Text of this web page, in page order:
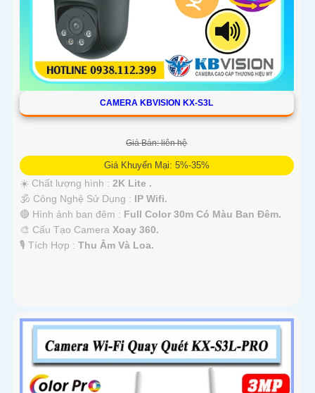
CAMERA KBVISION KX-S3L
Giá Bán: liên hệ
Giá Khuyến Mại: 5%-35%
☀️ Chất lượng hình : 2K Lite .
🕉️ Công Nghệ Sử Dụng : IP Wifi.
🔴 Hình ảnh ban đêm : Full Color 30m Có Màu Ban Ðêm.
🎨 Cấu Tạo Camera Xoay 360.
️🎙 Tích Hợp : Thu Âm Và Loa.